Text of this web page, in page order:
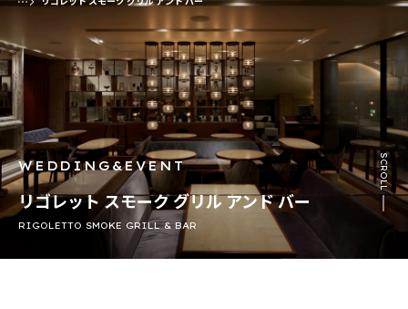
SCROLL
WEDDING&EVENT
リゴレット スモーク グリル アンド バー
RIGOLETTO SMOKE GRILL & BAR
前の画像 次の画像